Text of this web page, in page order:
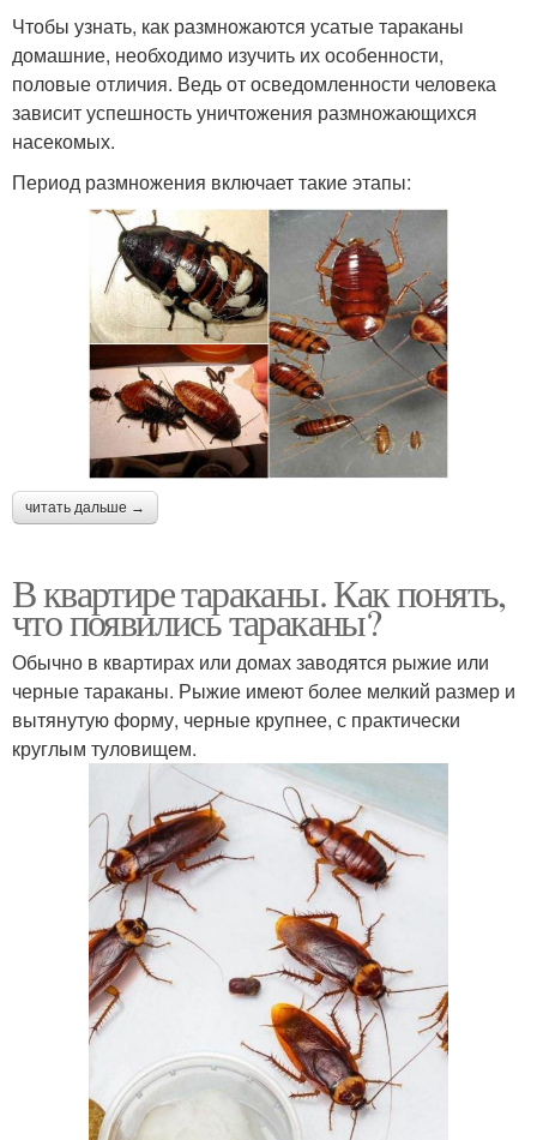
Чтобы узнать, как размножаются усатые тараканы
домашние, необходимо изучить их особенности,
половые отличия. Ведь от осведомленности человека
зависит успешность уничтожения размножающихся
насекомых.
Период размножения включает такие этапы:
читать дальше →
В квартире тараканы. Как понять,
что появились тараканы?
Обычно в квартирах или домах заводятся рыжие или
черные тараканы. Рыжие имеют более мелкий размер и
вытянутую форму, черные крупнее, с практически
круглым туловищем.